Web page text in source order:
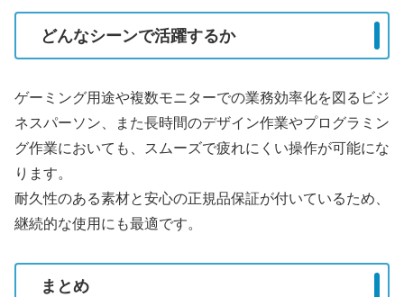
どんなシーンで活躍するか
ゲーミング用途や複数モニターでの業務効率化を図るビジ
ネスパーソン、また長時間のデザイン作業やプログラミン
グ作業においても、スムーズで疲れにくい操作が可能にな
ります。
耐久性のある素材と安心の正規品保証が付いているため、
継続的な使用にも最適です。
まとめ